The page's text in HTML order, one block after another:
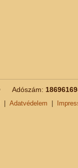
Adószám:
Adatvédelem